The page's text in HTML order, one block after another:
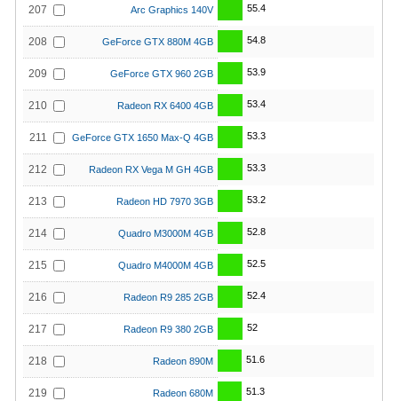
207 Arc Graphics 140V 55.4
208 GeForce GTX 880M 4GB 54.8
209 GeForce GTX 960 2GB 53.9
210 Radeon RX 6400 4GB 53.4
211 GeForce GTX 1650 Max-Q 4GB 53.3
212 Radeon RX Vega M GH 4GB 53.3
213 Radeon HD 7970 3GB 53.2
214 Quadro M3000M 4GB 52.8
215 Quadro M4000M 4GB 52.5
216 Radeon R9 285 2GB 52.4
217 Radeon R9 380 2GB 52
218 Radeon 890M 51.6
219 Radeon 680M 51.3